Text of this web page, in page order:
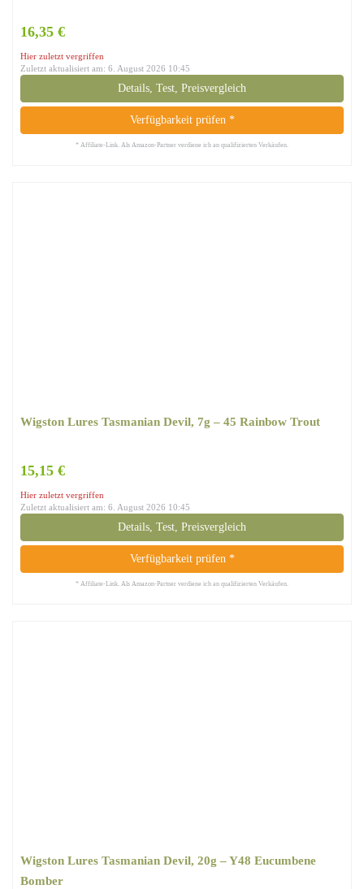
16,35 €
Hier zuletzt vergriffen
Zuletzt aktualisiert am: 6. August 2026 10:45
Details, Test, Preisvergleich
Verfügbarkeit prüfen *
* Affiliate-Link. Als Amazon-Partner verdiene ich an qualifizierten Verkäufen.
Wigston Lures ‎Tasmanian Devil, 7g – 45 Rainbow Trout
15,15 €
Hier zuletzt vergriffen
Zuletzt aktualisiert am: 6. August 2026 10:45
Details, Test, Preisvergleich
Verfügbarkeit prüfen *
* Affiliate-Link. Als Amazon-Partner verdiene ich an qualifizierten Verkäufen.
Wigston Lures Tasmanian Devil, 20g – Y48 Eucumbene
Bomber